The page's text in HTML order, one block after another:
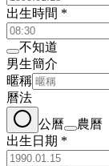
出生時間 *
不知道
男生簡介
暱稱
曆法
公曆
農曆
出生日期 *